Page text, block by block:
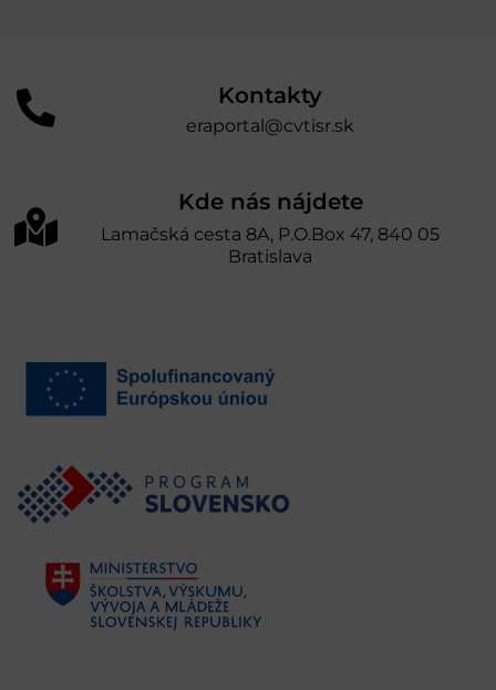
Kontakty
eraportal@cvtisr.sk
Kde nás nájdete
Lamačská cesta 8A, P.O.Box 47, 840 05
Bratislava